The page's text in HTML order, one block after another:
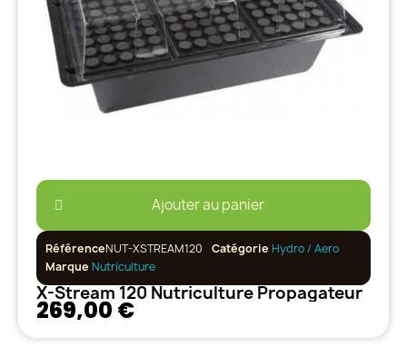
Ajouter au panier
RéférenceNUT-XSTREAM120 Catégorie Hydro / Aero
Marque Nutriculture
X-Stream 120 Nutriculture Propagateur
269,00 €